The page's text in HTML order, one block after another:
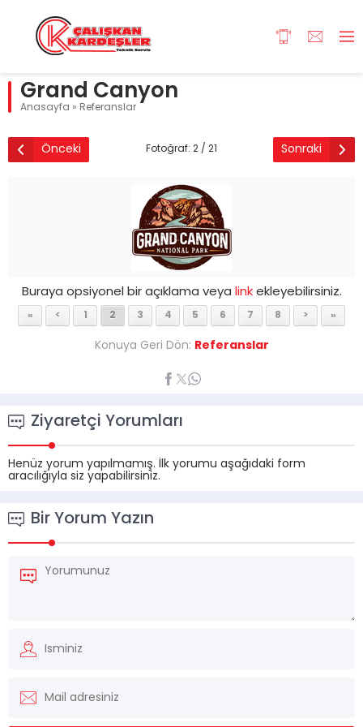
Grand Canyon
Anasayfa » Referanslar
Önceki Fotoğraf: 2 / 21 Sonraki
Buraya opsiyonel bir açıklama veya linkekleyebilirsiniz.
« < 1 2 3 4 5 6 7 8 > »
Konuya Geri Dön: Referanslar
Ziyaretçi Yorumları
Henüz yorum yapılmamış. İlk yorumu aşağıdaki form
aracılığıyla siz yapabilirsiniz.
Bir Yorum Yazın